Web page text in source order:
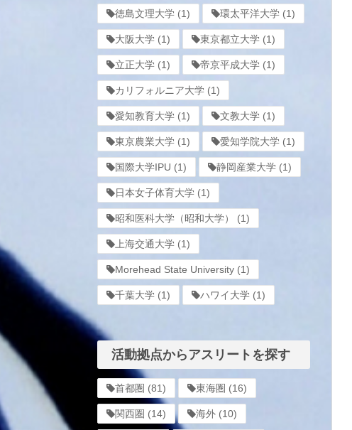
徳島文理大学 (1) 環太平洋大学 (1)
大阪大学 (1) 東京都立大学 (1)
立正大学 (1) 帝京平成大学 (1)
カリフォルニア大学 (1)
愛知教育大学 (1) 文教大学 (1)
東京農業大学 (1) 愛知学院大学 (1)
国際大学IPU (1) 静岡産業大学 (1)
日本女子体育大学 (1)
昭和医科大学（昭和大学） (1)
上海交通大学 (1)
Morehead State University (1)
千葉大学 (1) ハワイ大学 (1)
活動拠点からアスリートを探す
首都圏 (81) 東海圏 (16)
関西圏 (14) 海外 (10)